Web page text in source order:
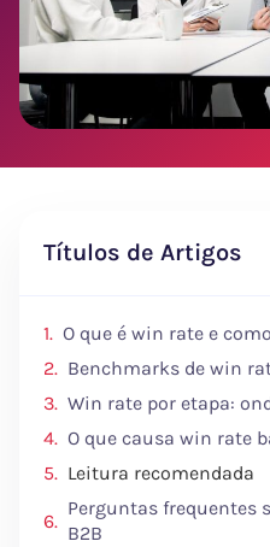
Títulos de Artigos
O que é win rate e
Benchmarks de win
Win rate por etapa:
O que causa win rate
Leitura recomendada
Perguntas frequentes
B2B